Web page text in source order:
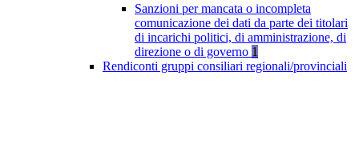
Sanzioni per mancata o incompleta
comunicazione dei dati da parte dei titolari
di incarichi politici, di amministrazione, di
direzione o di governo 1
Rendiconti gruppi consiliari regionali/provinciali